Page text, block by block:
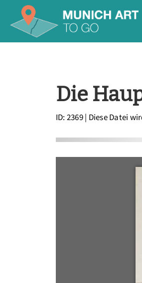
Die
ID: 2369| Diese Datei